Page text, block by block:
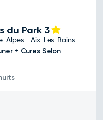
du Park 3
Alpes - Aix-Les-Bains
+ Cures Selon